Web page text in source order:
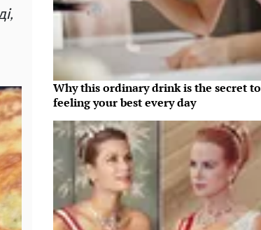
Why this ordinary drink is the secret to
feeling your best every day